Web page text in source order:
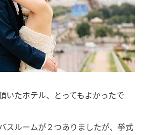
いたホテル、とってもよかったで
スルームが２つありましたが、挙式